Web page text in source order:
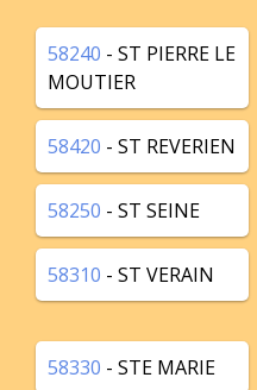
58240 - ST PIERRE LE
MOUTIER
58420 - ST REVERIEN
58250 - ST SEINE
58310 - ST VERAIN
58330 - STE MARIE